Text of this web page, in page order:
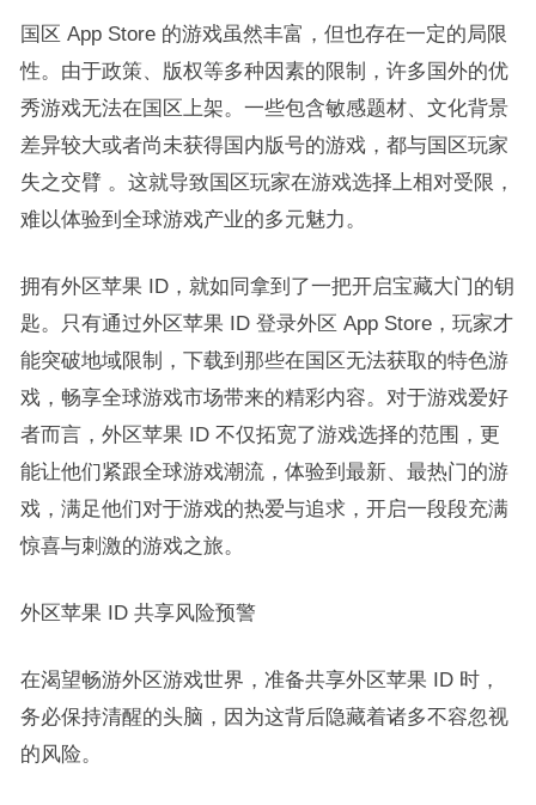
国区 App Store 的游戏虽然丰富，但也存在一定的局限
性。由于政策、版权等多种因素的限制，许多国外的优
秀游戏无法在国区上架。一些包含敏感题材、文化背景
差异较大或者尚未获得国内版号的游戏，都与国区玩家
失之交臂 。这就导致国区玩家在游戏选择上相对受限，
难以体验到全球游戏产业的多元魅力。​
拥有外区苹果 ID，就如同拿到了一把开启宝藏大门的钥
匙。只有通过外区苹果 ID 登录外区 App Store，玩家才
能突破地域限制，下载到那些在国区无法获取的特色游
戏，畅享全球游戏市场带来的精彩内容。对于游戏爱好
者而言，外区苹果 ID 不仅拓宽了游戏选择的范围，更
能让他们紧跟全球游戏潮流，体验到最新、最热门的游
戏，满足他们对于游戏的热爱与追求，开启一段段充满
惊喜与刺激的游戏之旅。​
外区苹果 ID 共享风险预警​
在渴望畅游外区游戏世界，准备共享外区苹果 ID 时，
务必保持清醒的头脑，因为这背后隐藏着诸多不容忽视
的风险。​